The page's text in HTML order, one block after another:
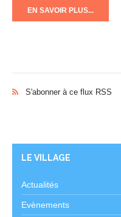
EN SAVOIR PLUS...
S'abonner à ce flux RSS
LE VILLAGE
Actualités
Evènements